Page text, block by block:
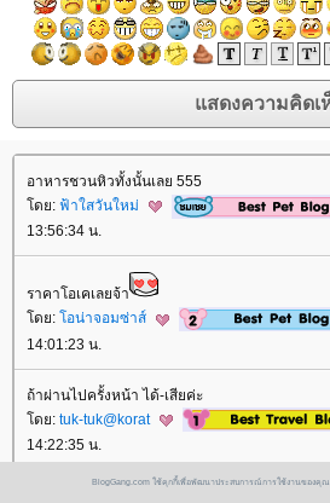
อาหารชวนหิวทั้งนั้นเลย 555
ดย: ฟ้าใสวันใหม่
13:56:34 น.
ราคาโอเคเลยจ้า
ดย: อน่าจอมซ่าส์
14:01:23 น.
ถ้าผ่านไปครั้งหน้า ได้-เสียค่ะ
ดย: tuk-tuk@korat
14:22:35 น.
BlogGang.com ใช้คุกกี้เพื่อพัฒนาประสบการณ์การใช้งานของคุณ